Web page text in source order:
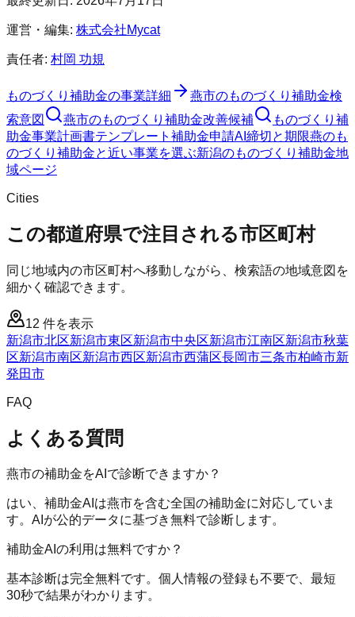
運営・編集: 株式会社Mycat
責任者: 村岡 功規
ものづくり補助金の事業詳細 燕市のものづくり補助金検
索意図
燕市のものづくり補助金改善候補
ものづくり補
助金事業計画書テンプレート 補助金申請AI 締切と期限燕のも
のづくり補助金と近い事業を選ぶ新潟のものづくり補助金地
域ページ
Cities
この都道府県で注目される市区町村
同じ地域内の市区町村へ移動しながら、検索語の地域意図を
細かく確認できます。
12 件を表示
新潟市北区新潟市東区新潟市中央区新潟市江南区新潟市秋葉
区新潟市南区新潟市西区新潟市西蒲区長岡市三条市柏崎市新
発田市
FAQ
よくある質問
燕市の補助金をAIで診断できますか？
はい、補助金AIは燕市を含む全国の補助金に対応していま
す。AIが公的データに基づき無料で診断します。
補助金AIの利用は無料ですか？
基本診断は完全無料です。個人情報の登録も不要で、最短
30秒で結果がわかります。